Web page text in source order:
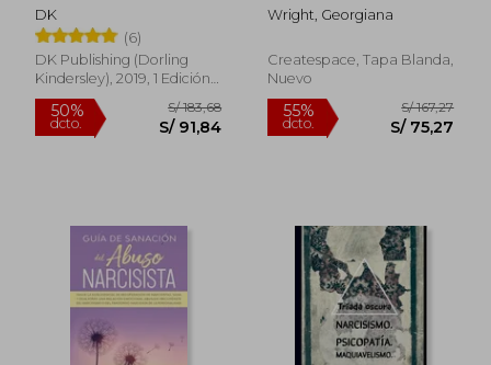
55%
dcto. S/ 66,54
55%
dcto.
DK
(6)
DK Publishing (Dorling
Kindersley), 2019, 1 Edición,
Tapa Dura, Nuevo
Wright, Georgiana
Createspace, Tapa Blanda,
Nuevo